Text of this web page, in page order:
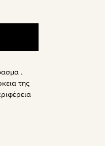
.
της